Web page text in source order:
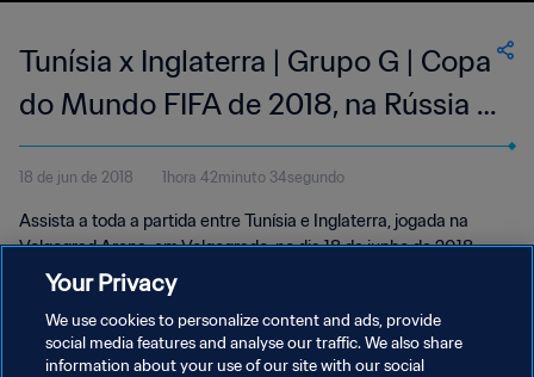
Tunísia x Inglaterra | Grupo G | Copa
do Mundo FIFA de 2018, na Rússia |
Jogo Completo
18 de jun de 2018 1hora 42minuto 34segundo
Assista a toda a partida entre Tunísia e Inglaterra, jogada na
Volgograd Arena, em Volgogrado, no dia 18 de junho de 2018,
segunda-feira.
Your Privacy
We use cookies to personalize content and ads, provide
social media features and analyse our traffic. We also share
information about your use of our site with our social